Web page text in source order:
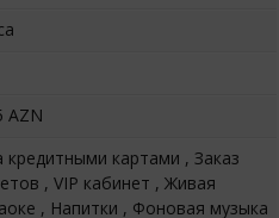
AZN
кредитными картами , Заказ
, VIP кабинет , Живая
, Напитки , Фоновая музыка